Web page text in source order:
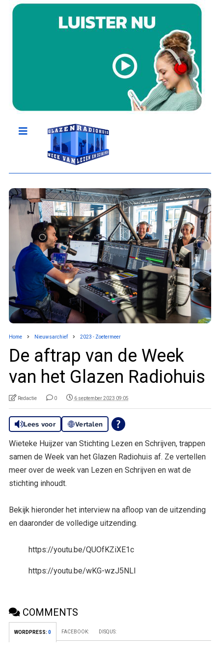
Home Nieuwsarchief 2023 - Zoetermeer
De aftrap van de Week
van het Glazen Radiohuis
Redactie 0 6 september 2023 09:05
Lees voor Vertalen
Wieteke Huijzer van Stichting Lezen en Schrijven, trappen
samen de Week van het Glazen Radiohuis af. Ze vertellen
meer over de week van Lezen en Schrijven en wat de
stichting inhoudt.
Bekijk hieronder het interview na afloop van de uitzending
en daaronder de volledige uitzending.
https://youtu.be/QUOfKZiXE1c
https://youtu.be/wKG-wzJ5NLI
COMMENTS
WORDPRESS: 0 FACEBOOK: DISQUS: